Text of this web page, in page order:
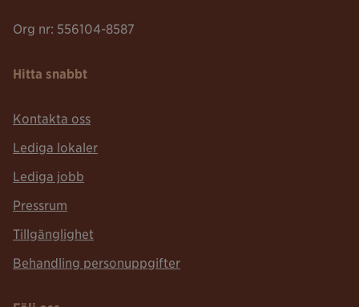
Org nr: 556104-8587
Hitta snabbt
Kontakta oss
Lediga lokaler
Lediga jobb
Pressrum
Tillgänglighet
Behandling personuppgifter